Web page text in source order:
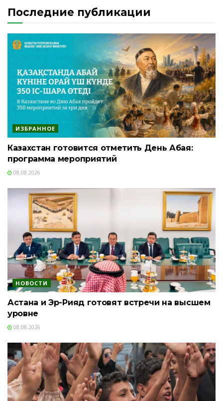
Последние публикации
ИЗБРАННОЕ
Казахстан готовится отметить День Абая:
программа мероприятий
08.08.2026
НОВОСТИ
Астана и Эр-Рияд готовят встречи на высшем
уровне
08.08.2026